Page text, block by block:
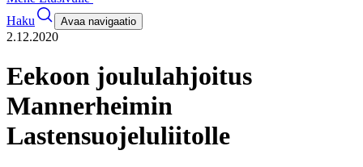
Haku
Avaa navigaatio
2.12.2020
Eekoon joululahjoitus
Mannerheimin
Lastensuojeluliitolle